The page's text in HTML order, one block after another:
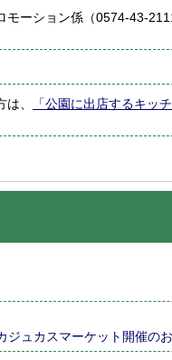
モーション係（0574-43-
、 「公園に出店するキッ
ュカスマーケット開催の